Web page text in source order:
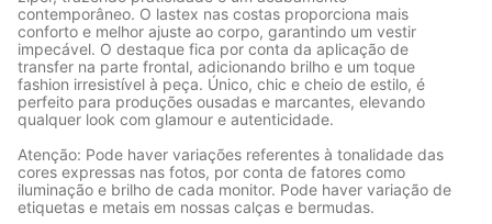
contemporâneo. O lastex nas costas proporciona mais
conforto e melhor ajuste ao corpo, garantindo um vestir
impecável. O destaque fica por conta da aplicação de
transfer na parte frontal, adicionando brilho e um toque
fashion irresistível à peça. Único, chic e cheio de estilo, é
perfeito para produções ousadas e marcantes, elevando
qualquer look com glamour e autenticidade.
Atenção: Pode haver variações referentes à tonalidade das
cores expressas nas fotos, por conta de fatores como
iluminação e brilho de cada monitor. Pode haver variação de
etiquetas e metais em nossas calças e bermudas.